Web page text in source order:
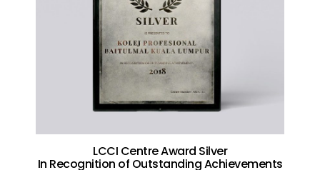
LCCI Centre Award Silver
In Recognition of Outstanding Achievements